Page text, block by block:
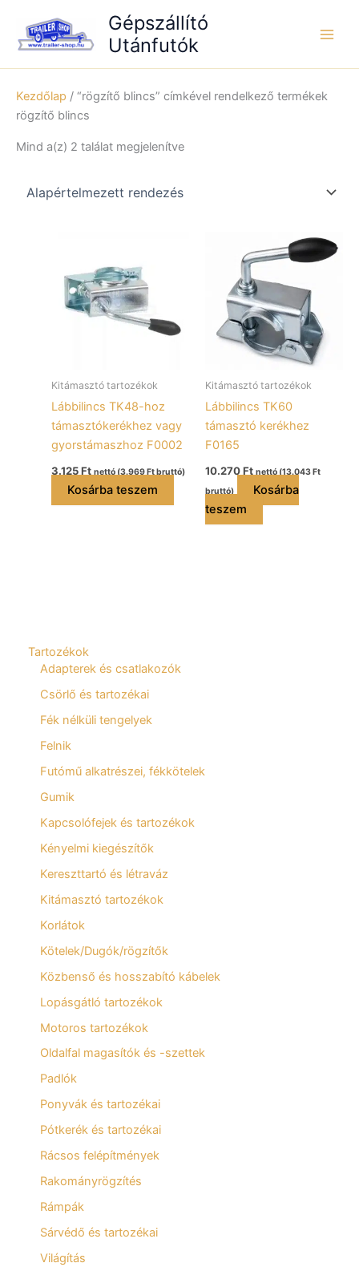
content
Gépszállító
Utánfutók
Tartozékok
Adapterek és csatlakozók
Csörlő és tartozékai
Fék nélküli tengelyek
Felnik
Futómű alkatrészei, fékkötelek
Gumik
Kapcsolófejek és tartozékok
Kényelmi kiegészítők
Kereszttartó és létraváz
Kitámasztó tartozékok
Korlátok
Kötelek/Dugók/rögzítők
Közbenső és hosszabító kábelek
Lopásgátló tartozékok
Motoros tartozékok
Oldalfal magasítók és -szettek
Padlók
Ponyvák és tartozékai
Pótkerék és tartozékai
Rácsos felépítmények
Rakományrögzítés
Rámpák
Sárvédő és tartozékai
Világítás
Kezdőlap / “rögzítő blincs” címkével rendelkező termékek
rögzítő blincs
Mind a(z) 2 találat megjelenítve
Kitámasztó tartozékok
Lábbilincs TK48-hoz
támasztókerékhez vagy
gyorstámaszhoz F0002
3.125Ft nettó (3.969Ftbruttó)
Kosárba teszem
Kitámasztó tartozékok
Lábbilincs TK60
támasztó kerékhez
F0165
10.270Ft nettó (13.043Ft
bruttó)
Kosárba
teszem